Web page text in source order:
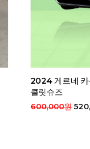
2024 게르네 카
클릿슈즈
600,000원